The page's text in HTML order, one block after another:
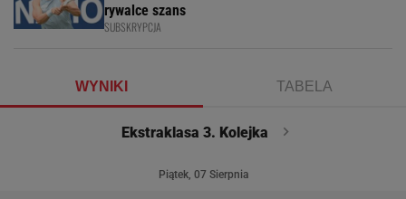
rywalce szans
SUBSKRYPCJA
WYNIKI TABELA
Ekstraklasa 3. Kolejka
Piątek, 07 Sierpnia